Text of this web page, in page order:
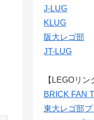
J-LUG
KLUG
阪大レゴ部
JT-LUG
【LEGOリン
BRICK FAN
東大レゴ部